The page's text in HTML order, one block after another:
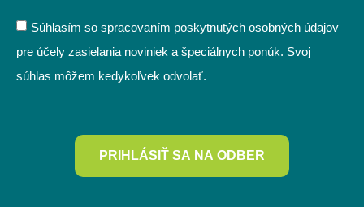
Súhlasím so spracovaním poskytnutých osobných údajov
pre účely zasielania noviniek a špeciálnych ponúk. Svoj
súhlas môžem kedykoľvek odvolať.
PRIHLÁSIŤ SA NA ODBER